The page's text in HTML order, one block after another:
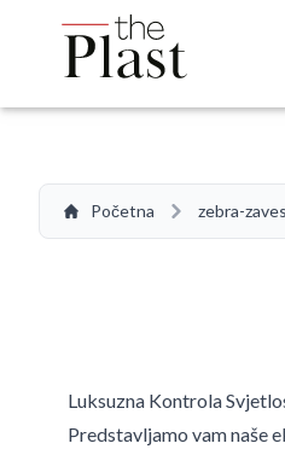
Početna zebra-
Luksuzna Kontrola
Predstavljamo vam naše